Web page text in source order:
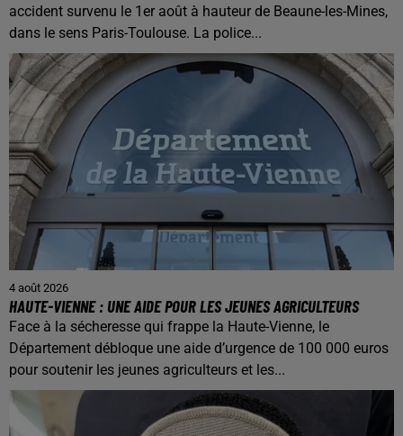
accident survenu le 1er août à hauteur de Beaune-les-Mines,
dans le sens Paris-Toulouse. La police...
4 août 2026
HAUTE-VIENNE : UNE AIDE POUR LES JEUNES AGRICULTEURS
Face à la sécheresse qui frappe la Haute-Vienne, le
Département débloque une aide d’urgence de 100 000 euros
pour soutenir les jeunes agriculteurs et les...